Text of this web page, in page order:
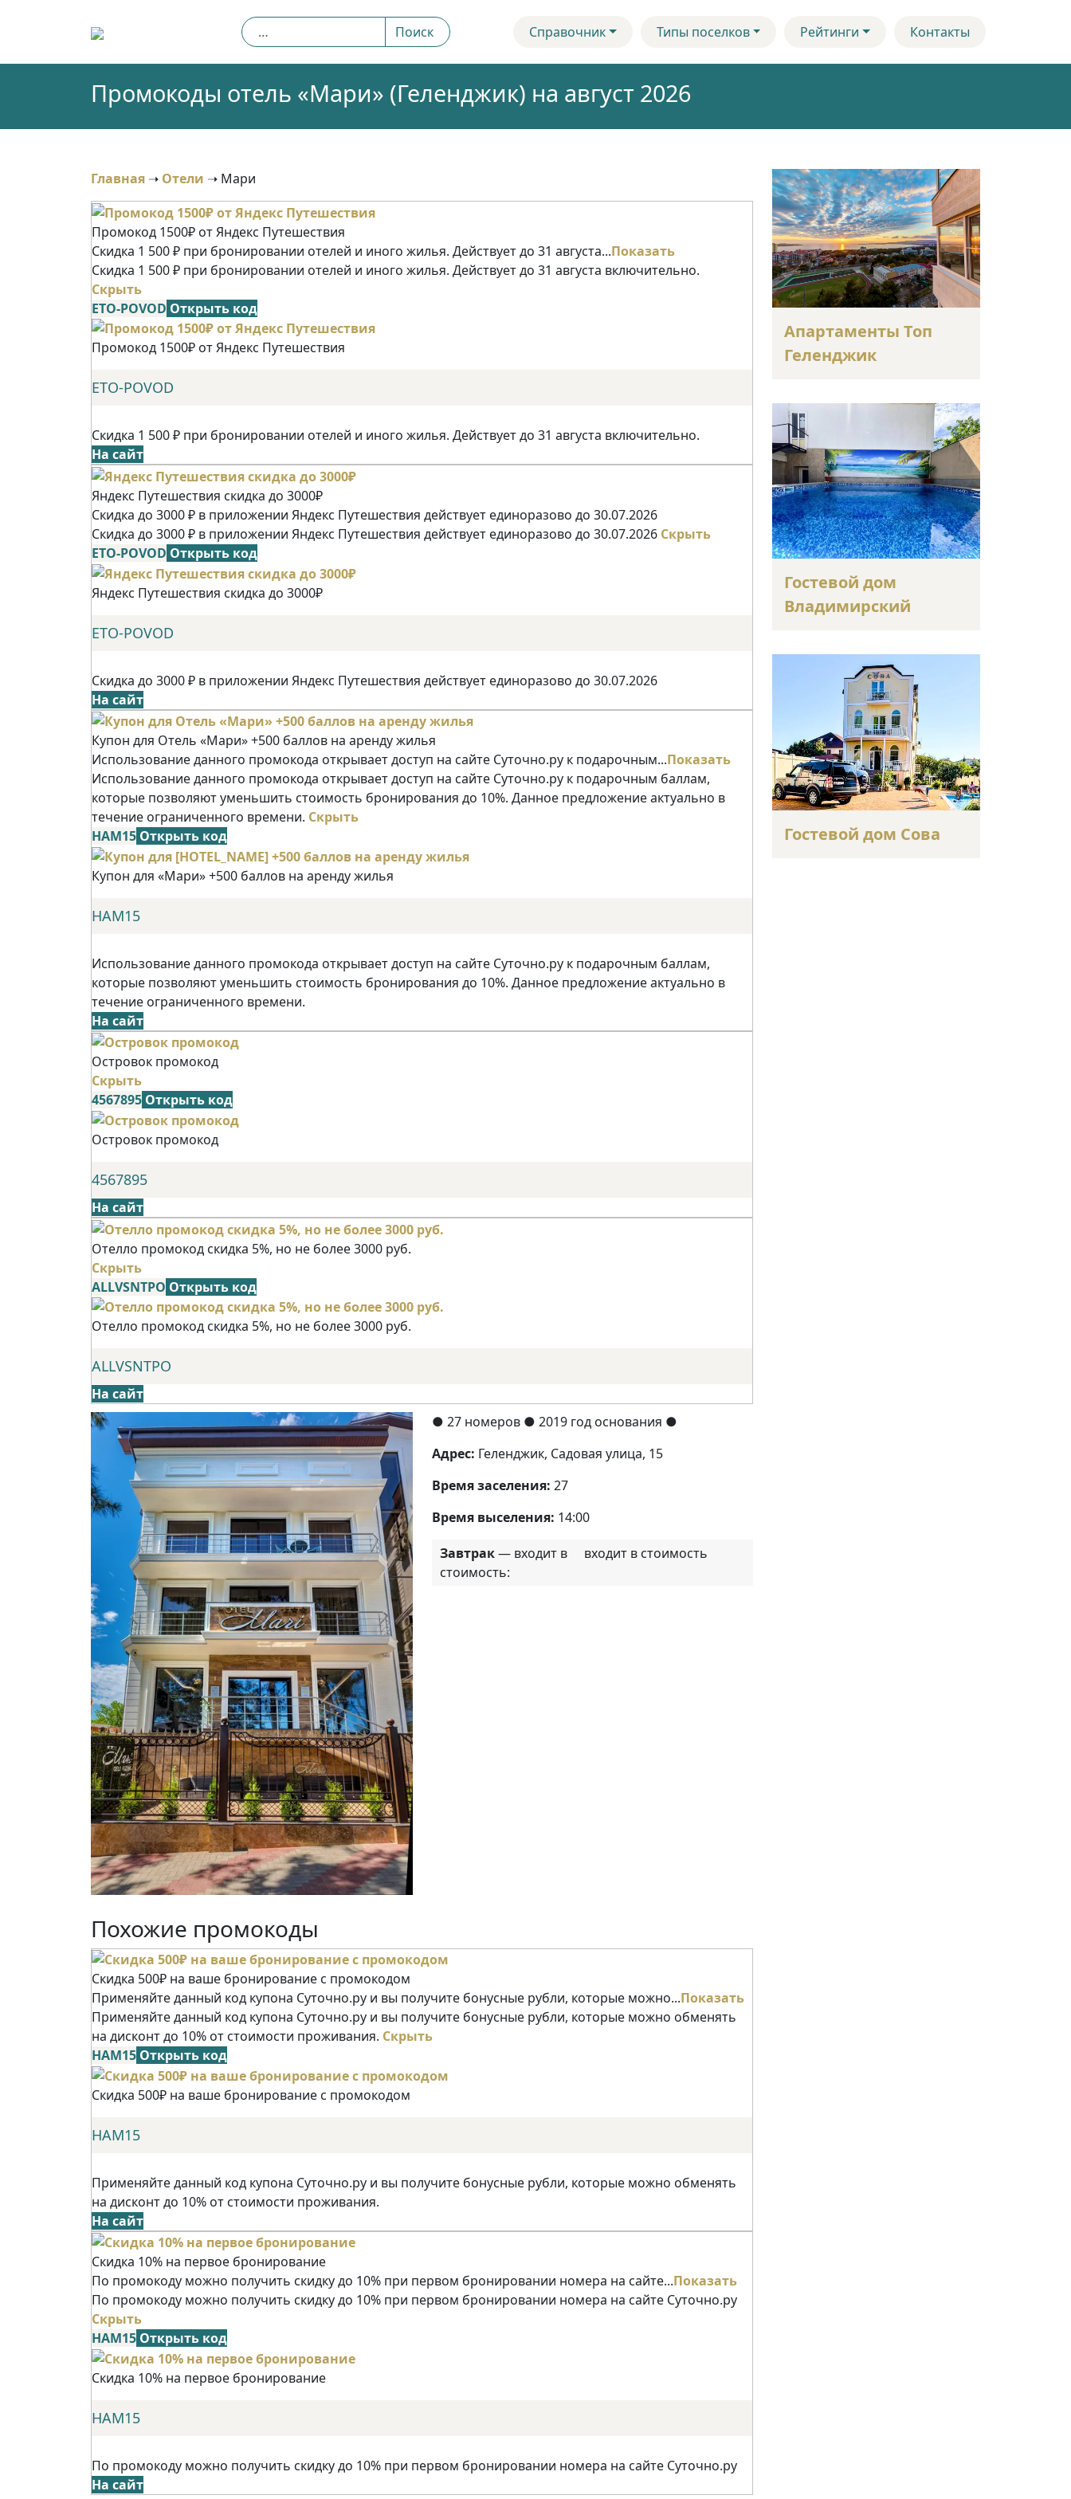
Найти: Поиск Справочник Типы поселков Рейтинги Контакты
Промокоды отель «Мари» (Геленджик) на август 2026
Главная ➝ Отели ➝ Мари
Промокод 1500₽ от Яндекс Путешествия
Скидка 1 500 ₽ при бронировании отелей и иного жилья. Действует до 31 августа...Показать
Скидка 1 500 ₽ при бронировании отелей и иного жилья. Действует до 31 августа включительно.
Скрыть
ETO-POVOD Открыть код
Промокод 1500₽ от Яндекс Путешествия
ETO-POVOD
Скидка 1 500 ₽ при бронировании отелей и иного жилья. Действует до 31 августа включительно.
На сайт
Яндекс Путешествия скидка до 3000₽
Скидка до 3000 ₽ в приложении Яндекс Путешествия действует единоразово до 30.07.2026
Скидка до 3000 ₽ в приложении Яндекс Путешествия действует единоразово до 30.07.2026 Скрыть
ETO-POVOD Открыть код
Яндекс Путешествия скидка до 3000₽
ETO-POVOD
Скидка до 3000 ₽ в приложении Яндекс Путешествия действует единоразово до 30.07.2026
На сайт
Купон для Отель «Мари» +500 баллов на аренду жилья
Использование данного промокода открывает доступ на сайте Суточно.ру к подарочным...Показать
Использование данного промокода открывает доступ на сайте Суточно.ру к подарочным баллам,
которые позволяют уменьшить стоимость бронирования до 10%. Данное предложение актуально в
течение ограниченного времени. Скрыть
НАМ15 Открыть код
Купон для «Мари» +500 баллов на аренду жилья
НАМ15
Использование данного промокода открывает доступ на сайте Суточно.ру к подарочным баллам,
которые позволяют уменьшить стоимость бронирования до 10%. Данное предложение актуально в
течение ограниченного времени.
На сайт
Островок промокод
Скрыть
4567895 Открыть код
Островок промокод
4567895
На сайт
Отелло промокод скидка 5%, но не более 3000 руб.
Скрыть
ALLVSNTPO Открыть код
Отелло промокод скидка 5%, но не более 3000 руб.
ALLVSNTPO
На сайт
● 27 номеров ● 2019 год основания ●
Адрес: Геленджик, Садовая улица, 15
Время заселения: 27
Время выселения: 14:00
Завтрак— входит в
стоимость:
входит в стоимость
Похожие промокоды
Скидка 500₽ на ваше бронирование с промокодом
Применяйте данный код купона Суточно.ру и вы получите бонусные рубли, которые можно...Показать
Применяйте данный код купона Суточно.ру и вы получите бонусные рубли, которые можно обменять
на дисконт до 10% от стоимости проживания. Скрыть
НАМ15 Открыть код
Скидка 500₽ на ваше бронирование с промокодом
НАМ15
Применяйте данный код купона Суточно.ру и вы получите бонусные рубли, которые можно обменять
на дисконт до 10% от стоимости проживания.
На сайт
Скидка 10% на первое бронирование
По промокоду можно получить скидку до 10% при первом бронировании номера на сайте...Показать
По промокоду можно получить скидку до 10% при первом бронировании номера на сайте Суточно.ру
Скрыть
НАМ15 Открыть код
Скидка 10% на первое бронирование
НАМ15
По промокоду можно получить скидку до 10% при первом бронировании номера на сайте Суточно.ру
На сайт
Апартаменты Топ
Геленджик
Гостевой дом
Владимирский
Гостевой дом Сова